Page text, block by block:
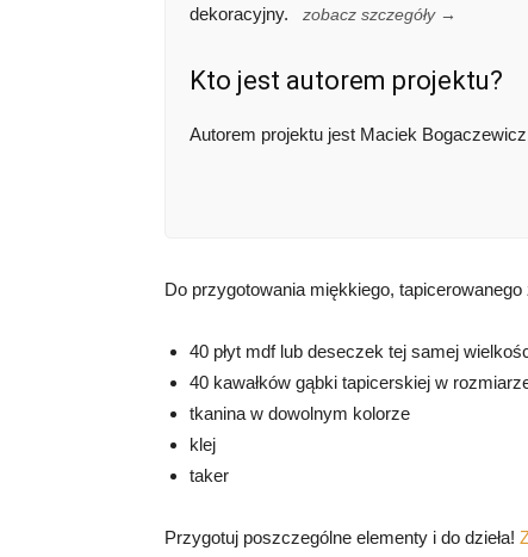
dekoracyjny.
zobacz szczegóły →
Kto jest autorem projektu?
Autorem projektu jest Maciek
Do przygotowania miękkiego,
40 płyt mdf lub deseczek tej samej
40 kawałków gąbki tapicerskiej w
tkanina w dowolnym kolorze
klej
taker
Przygotuj poszczególne elementy i do dzieła!